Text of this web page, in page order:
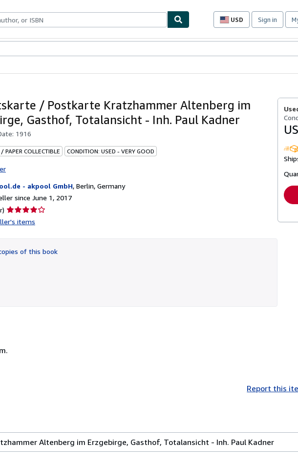
USD
Site
preferences
Sign in
/ Postkarte Kratzhammer Altenberg im
Gasthof, Totalansicht - Inh. Paul Kadner
1916
PAPER COLLECTIBLE CONDITION: USED - VERY GOOD
- akpool GmbH, Berlin, Germany
since June 1, 2017
Seller
rating
of
5
items
of this book
Report this
Altenberg im Erzgebirge, Gasthof, Totalansicht - Inh. Paul Kadner